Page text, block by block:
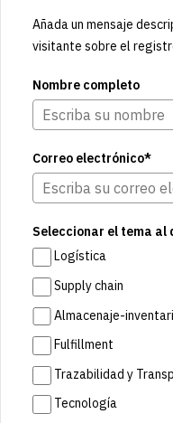
Añada un mensaje
visitante sobre el
Nombre completo
Correo electrónico*
Seleccionar el tema al
Logística
Supply chain
Almacenaje-
Fulfillment
Trazabilidad y
Tecnología